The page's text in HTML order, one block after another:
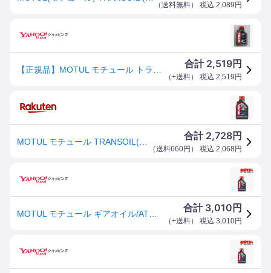
（送料無料） 税込 2,089 円
合計 2,519円
（+送料） 税込 2,519 円
合計 2,728円
（送料660円 ） 税込 2,068 円
合計 3,010 円
（+送料） 税込 3,010円